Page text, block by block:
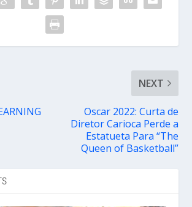
NEXT
Oscar 2022: Curta de
Diretor Carioca Perde a
Estatueta Para “The
Queen of Basketball”